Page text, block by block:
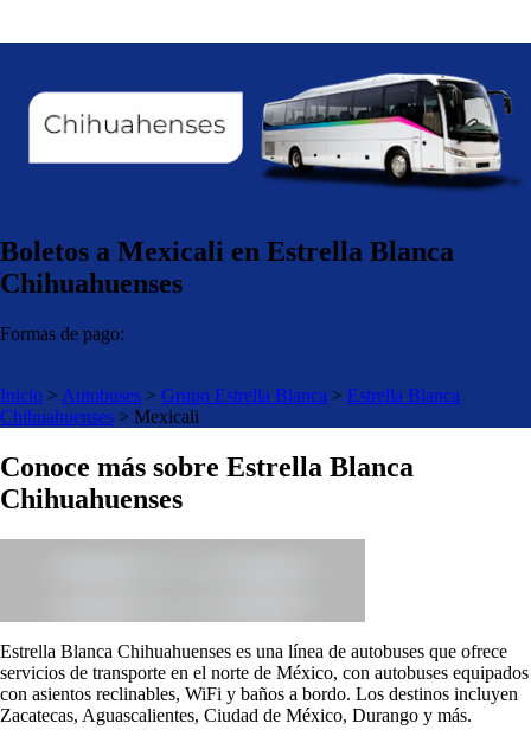
Boletos a Mexicali en Estrella Blanca
Chihuahuenses
Formas de pago:
Inicio > Autobuses > Grupo Estrella Blanca > Estrella Blanca
Chihuahuenses > Mexicali
Conoce más sobre Estrella Blanca
Chihuahuenses
Estrella Blanca Chihuahuenses es una línea de autobuses que ofrece
servicios de transporte en el norte de México, con autobuses equipados
con asientos reclinables, WiFi y baños a bordo. Los destinos incluyen
Zacatecas, Aguascalientes, Ciudad de México, Durango y más.